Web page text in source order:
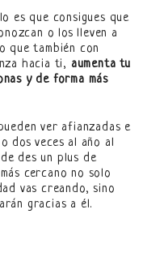
es que consigues que
o los lleven a
también con
hacia ti, aumenta tu
y de forma más
ver afianzadas e
dos veces al año al
des un plus de
cercano no solo
vas creando, sino
gracias a él.